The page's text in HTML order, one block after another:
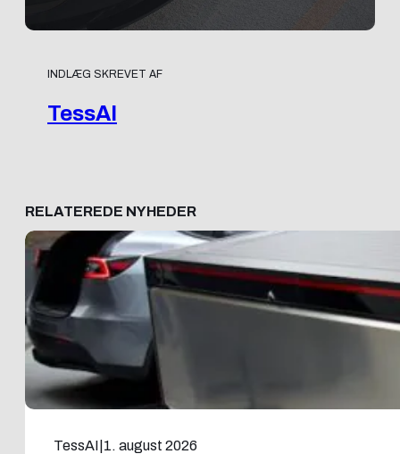
INDLÆG SKREVET AF
TessAI
RELATEREDE NYHEDER
TessAI 1. august 2026